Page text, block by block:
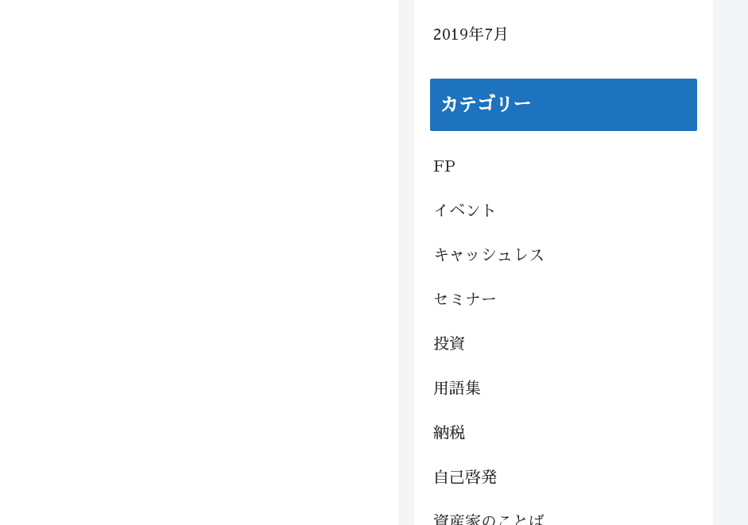
2019年7月
カテゴリー
FP
イベント
キャッシュレス
セミナー
投資
用語集
納税
自己啓発
資産家のことば